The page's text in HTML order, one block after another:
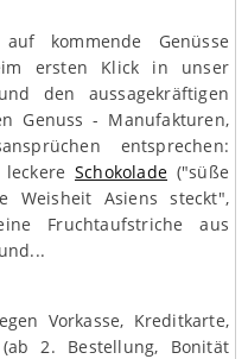
kommende Genüsse
ersten Klick in unser
den aussagekräftigen
Genuss - Manufakturen,
entsprechen:
leckereSchokolade ("süße
Weisheit Asiens steckt",
Fruchtaufstriche aus
Vorkasse, Kreditkarte,
2. Bestellung, Bonität